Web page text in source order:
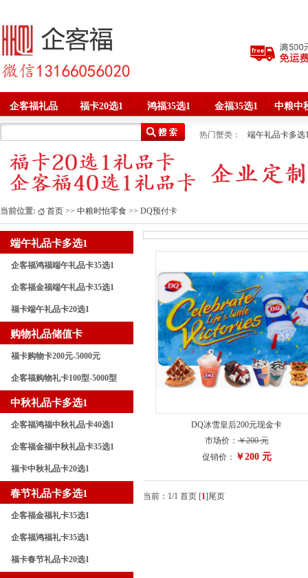
企客福礼品 福卡20选1 鸿福35选1 金福35选1 中粮中
热门蟹类：
端午礼品卡多选
中粮菌菇与燕窝
牛排腊味熟
现金券面包券卡
现金券面包
当前位置: 首页 >> 中粮时怡零食 >> DQ预付卡
端午礼品卡多选1
企客福鸿福端午礼品卡35选1
企客福金福端午礼品卡35选1
福卡端午礼品卡20选1
购物礼品储值卡
福卡购物卡200元-5000元
企客福购物礼卡100型-5000型
中秋礼品卡多选1
企客福鸿福中秋礼品卡40选1
企客福金福中秋礼品卡35选1
福卡中秋礼品卡20选1
春节礼品卡多选1
企客福金福礼卡35选1
企客福鸿福礼卡35选1
福卡春节礼品卡20选1
DQ冰雪皇后200元现金卡
市场价：￥200 元
促销价： ￥200 元
当前：1/1 首页 [1]尾页